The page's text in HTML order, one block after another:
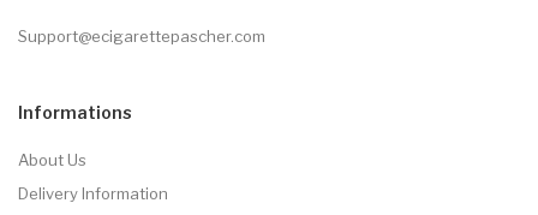
Support@ecigarettepascher.com
Informations
About Us
Delivery Information